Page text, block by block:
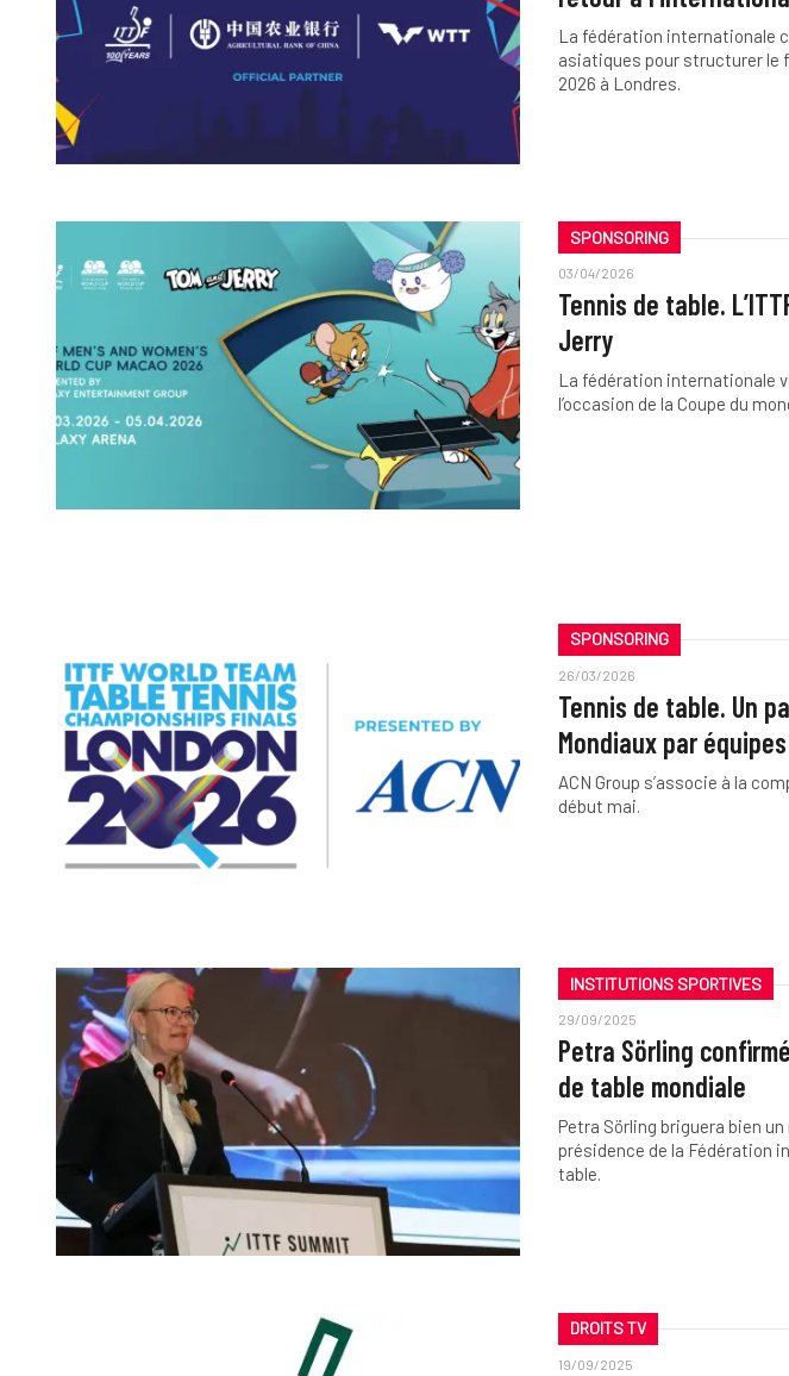
La fédération internationale
asiatiques pour structurer le
2026 à Londres.
SPONSORING
03/04/2026
Tennis de table.
Jerry
La fédération internationale
l’occasion de la Coupe du
SPONSORING
26/03/2026
Tennis de table. Un
Mondiaux par équipes
ACN Group s’associe à la
début mai.
INSTITUTIONS SPORTIVES
29/09/2025
Petra Sörling
de table mondiale
Petra Sörling briguera bien
présidence de la Fédération
table.
DROITS TV
19/09/2025